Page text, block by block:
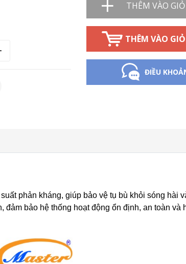
THÊM VÀO GIỎ
THÊM VÀO GIỎ
ĐIỀU
phản kháng, giúp bảo vệ tụ bù khỏi sóng hài
bảo hệ thống hoạt động ổn định, an toàn và